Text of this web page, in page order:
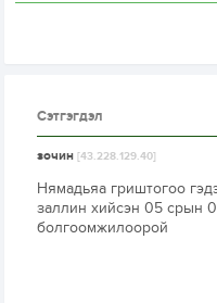
Сэтгэгдэл
зочин[43.228.129.40]
Нямадьяа гриштогоо
заллин хийсэн 05 срын
болгоомжилоорой